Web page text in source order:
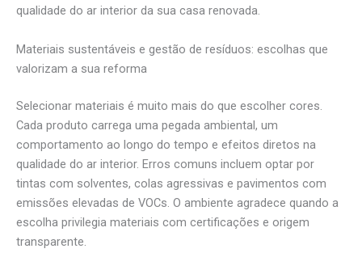
qualidade do ar interior da sua casa renovada.
Materiais sustentáveis e gestão de resíduos: escolhas que
valorizam a sua reforma
Selecionar materiais é muito mais do que escolher cores.
Cada produto carrega uma pegada ambiental, um
comportamento ao longo do tempo e efeitos diretos na
qualidade do ar interior. Erros comuns incluem optar por
tintas com solventes, colas agressivas e pavimentos com
emissões elevadas de VOCs. O ambiente agradece quando a
escolha privilegia materiais com certificações e origem
transparente.